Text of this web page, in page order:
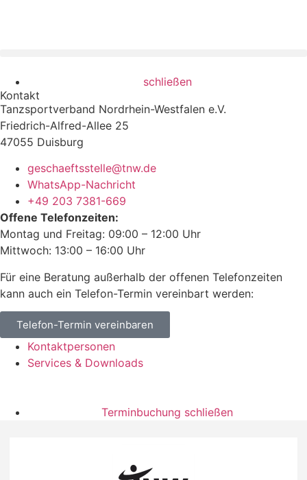
schließen
Kontakt
Tanzsportverband Nordrhein-Westfalen e.V.
Friedrich-Alfred-Allee 25
47055 Duisburg
geschaeftsstelle@tnw.de
WhatsApp-Nachricht
+49 203 7381-669
Offene Telefonzeiten:
Montag und Freitag: 09:00 – 12:00 Uhr
Mittwoch: 13:00 – 16:00 Uhr
Für eine Beratung außerhalb der offenen Telefonzeiten
kann auch ein Telefon-Termin vereinbart werden:
Telefon-Termin vereinbaren
Kontaktpersonen
Services & Downloads
Terminbuchung schließen